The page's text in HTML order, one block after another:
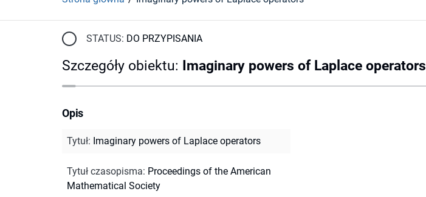
STATUS: DO PRZYPISANIA
Szczegóły obiektu: Imaginary powers of Laplace operators
Opis
Tytuł: Imaginary powers of Laplace operators
Tytuł czasopisma: Proceedings of the American
Mathematical Society